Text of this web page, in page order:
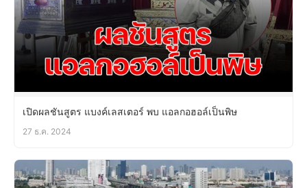
เปิดผลชันสูตร แบงค์เลสเตอร์ พบ แอลกอฮอล์เป็นพิษ
27 ธ.ค. 2024